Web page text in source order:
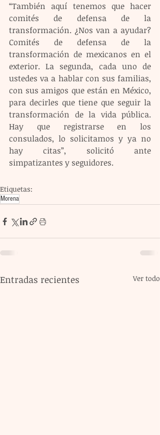
“También aquí tenemos que hacer
comités de defensa de la
transformación. ¿Nos van a ayudar?
Comités de defensa de la
transformación de mexicanos en el
exterior. La segunda, cada uno de
ustedes va a hablar con sus familias,
con sus amigos que están en México,
para decirles que tiene que seguir la
transformación de la vida pública.
Hay que registrarse en los
consulados, lo solicitamos y ya no
hay citas”, solicitó ante
simpatizantes y seguidores.
Etiquetas:
Morena
Entradas recientes Ver todo